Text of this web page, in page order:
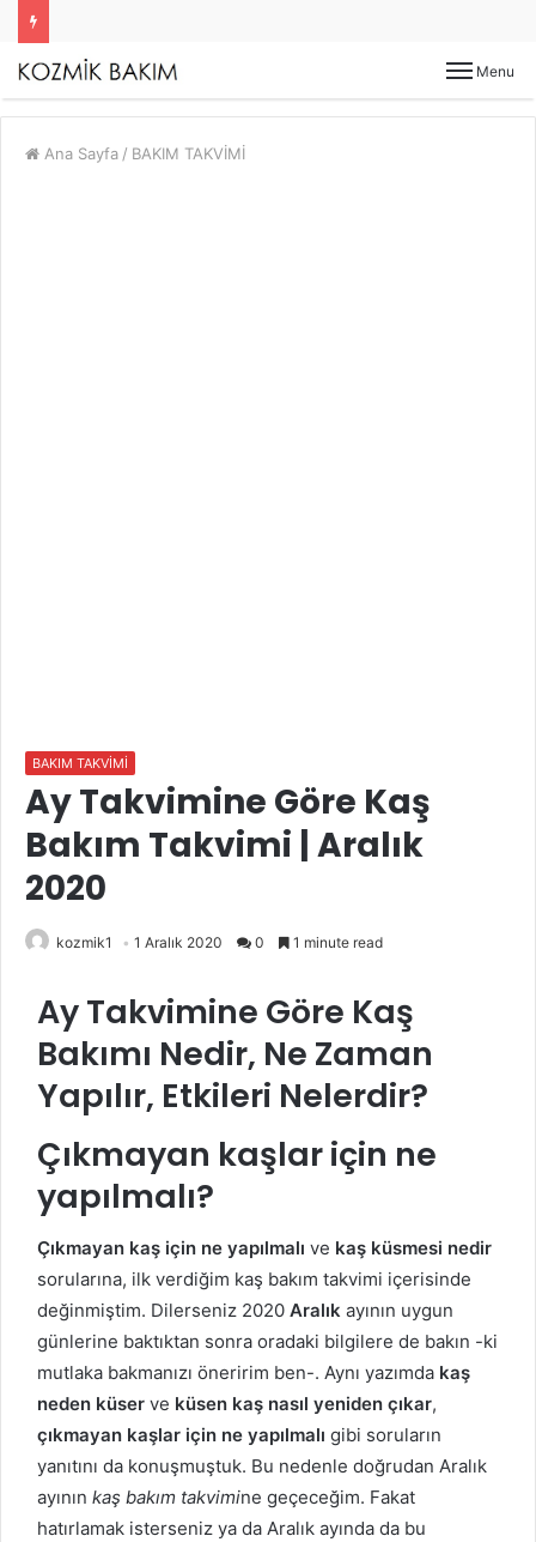
Menu
Ana Sayfa / BAKIM TAKVİMİ
BAKIM TAKVİMİ
Ay Takvimine Göre Kaş
Bakım Takvimi | Aralık
2020
kozmik1 1 Aralık 2020 0 1 minute read
Ay Takvimine Göre Kaş
Bakımı Nedir, Ne Zaman
Yapılır, Etkileri Nelerdir?
Çıkmayan kaşlar için ne
yapılmalı?
Çıkmayan kaş için ne yapılmalı ve kaş küsmesi nedir
sorularına, ilk verdiğim kaş bakım takvimi içerisinde
değinmiştim. Dilerseniz 2020 Aralık ayının uygun
günlerine baktıktan sonra oradaki bilgilere de bakın -ki
mutlaka bakmanızı öneririm ben-. Aynı yazımda kaş
neden küser ve küsen kaş nasıl yeniden çıkar,
çıkmayan kaşlar için ne yapılmalı gibi soruların
yanıtını da konuşmuştuk. Bu nedenle doğrudan Aralık
ayının kaş bakım takvimine geçeceğim. Fakat
hatırlamak isterseniz ya da Aralık ayında da bu